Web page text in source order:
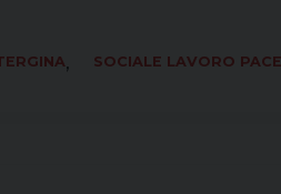
, SOCIALE LAVORO PACE